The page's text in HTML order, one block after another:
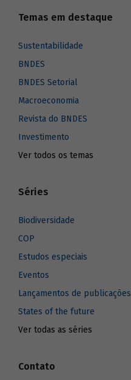
Temas em destaque
Sustentabilidade
BNDES
BNDES Setorial
Macroeconomia
Revista do BNDES
Investimento
Ver todos os temas
Séries
Biodiversidade
COP
Estudos especiais
Eventos
Lançamentos de publicações
States of the future
Ver todas as séries
Contato